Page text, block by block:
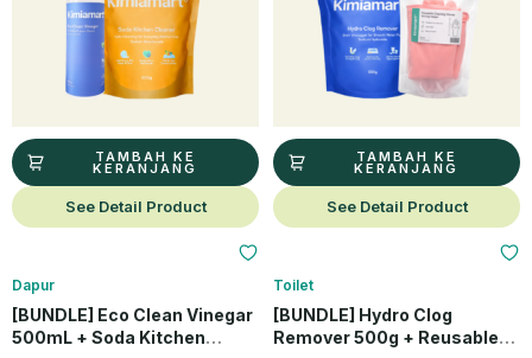
TAMBAH KE
KERANJANG
See Detail Product
Dapur
[BUNDLE] Eco Clean Vinegar
500mL + Soda Kitchen
TAMBAH KE
KERANJANG
See Detail Product
Toilet
[BUNDLE] Hydro Clog
Remover 500g + Reusable